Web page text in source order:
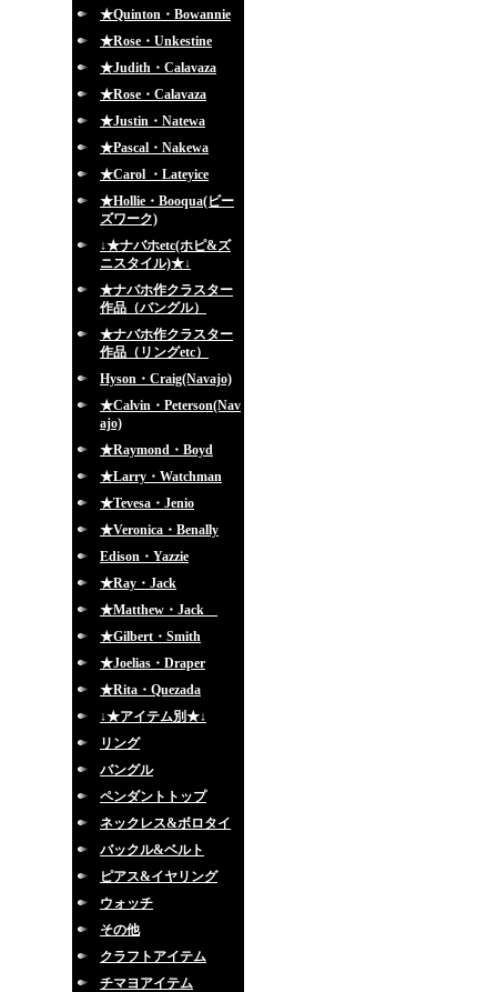
★Quinton・Bowannie
★Rose・Unkestine
★Judith・Calavaza
★Rose・Calavaza
★Justin・Natewa
★Pascal・Nakewa
★Carol ・Lateyice
★Hollie・Booqua(ビー
ズワーク)
↓★ナバホetc(ホピ&ズ
ニスタイル)★↓
★ナバホ作クラスター
作品（バングル）
★ナバホ作クラスター
作品（リングetc）
Hyson・Craig(Navajo)
★Calvin・Peterson(Nav
ajo)
★Raymond・Boyd
★Larry・Watchman
★Tevesa・Jenio
★Veronica・Benally
Edison・Yazzie
★Ray・Jack
★Matthew・Jack
★Gilbert・Smith
★Joelias・Draper
★Rita・Quezada
↓★アイテム別★↓
リング
バングル
ペンダントトップ
ネックレス&ボロタイ
バックル&ベルト
ピアス&イヤリング
ウォッチ
その他
クラフトアイテム
チマヨアイテム